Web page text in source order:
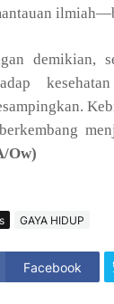
demikian,
Ow)
GAYA HIDUP
Facebook